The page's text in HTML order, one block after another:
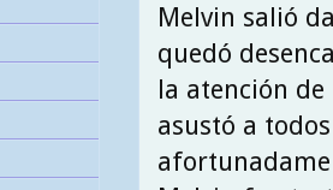
Melvin salió
quedó
la atención
asustó a